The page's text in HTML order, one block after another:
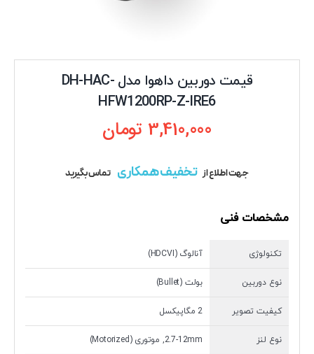
قیمت دوربین داهوا مدل DH-HAC-
HFW1200RP-Z-IRE6
3,410,000 تومان
جهت اطلاع از تخفیف همکاری تماس بگیرید
مشخصات فنی
تکنولوژی آنالوگ (HDCVI)
نوع دوربین بولت (Bullet)
کیفیت تصویر 2 مگاپیکسل
نوع لنز 2.7-12mm, موتوری (Motorized)